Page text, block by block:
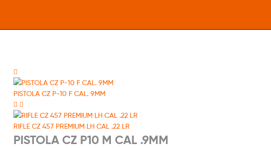
PISTOLA CZ P-10 F CAL. 9MM
RIFLE CZ 457 PREMIUM LH CAL .22 LR
PISTOLA CZ P10 M CAL .9MM